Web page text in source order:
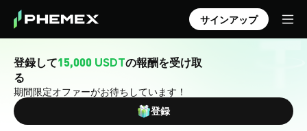
サインアップ
登録して15,000 USDTの報酬を受け取
る
期間限定オファーがお待ちしています！
登録